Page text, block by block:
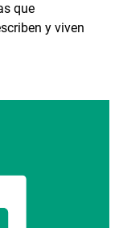
que
y viven